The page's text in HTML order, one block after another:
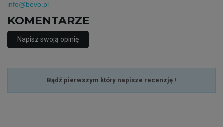
info@bevo.pl
KOMENTARZE
Napisz swoją opinię
Bądź pierwszym który napisze recenzję !